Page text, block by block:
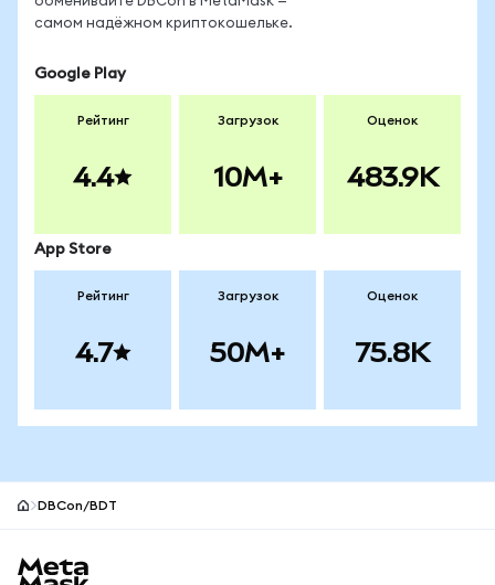
самом надёжном криптокошельке.
Google Play
Рейтинг
4.4
Загрузок
10M+
Оценок
483.9K
App Store
Рейтинг
4.7
Загрузок
50M+
Оценок
75.8K
DBCon/BDT